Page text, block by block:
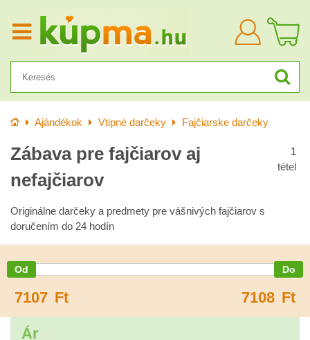
KezdőlapAjándékok Vtipné darčeky Fajčiarske darčeky
Zábava pre fajčiarov aj
nefajčiarov
1
tétel
Originálne darčeky a predmety pre vášnivých fajčiarov s
doručením do 24 hodín
7107 Ft 7108 Ft
Ár